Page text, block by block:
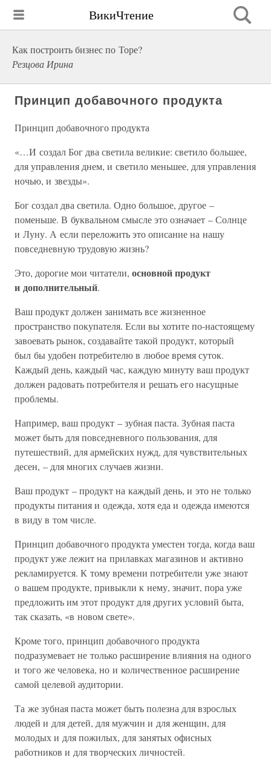
ВикиЧтение
Как построить бизнес по Торе?
Резцова Ирина
Принцип добавочного продукта
Принцип добавочного продукта
«…И создал Бог два светила великие: светило большее,
для управления днем, и светило меньшее, для управления
ночью, и звезды».
Бог создал два светила. Одно большое, другое –
поменьше. В буквальном смысле это означает – Солнце
и Луну. А если переложить это описание на нашу
повседневную трудовую жизнь?
Это, дорогие мои читатели, основной продукт
и дополнительный.
Ваш продукт должен занимать все жизненное
пространство покупателя. Если вы хотите по-настоящему
завоевать рынок, создавайте такой продукт, который
был бы удобен потребителю в любое время суток.
Каждый день, каждый час, каждую минуту ваш продукт
должен радовать потребителя и решать его насущные
проблемы.
Например, ваш продукт – зубная паста. Зубная паста
может быть для повседневного пользования, для
путешествий, для армейских нужд, для чувствительных
десен, – для многих случаев жизни.
Ваш продукт – продукт на каждый день, и это не только
продукты питания и одежда, хотя еда и одежда имеются
в виду в том числе.
Принцип добавочного продукта уместен тогда, когда ваш
продукт уже лежит на прилавках магазинов и активно
рекламируется. К тому времени потребители уже знают
о вашем продукте, привыкли к нему, значит, пора уже
предложить им этот продукт для других условий быта,
так сказать, «в новом свете».
Кроме того, принцип добавочного продукта
подразумевает не только расширение влияния на одного
и того же человека, но и количественное расширение
самой целевой аудитории.
Та же зубная паста может быть полезна для взрослых
людей и для детей, для мужчин и для женщин, для
молодых и для пожилых, для занятых офисных
работников и для творческих личностей.